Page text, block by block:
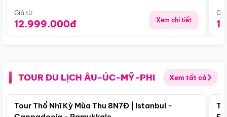
Giá từ:
12.999.000đ Xem chi tiết
TOUR DU LỊCH ÂU-ÚC-MỸ-PHI Xem tất cả
Điểm nổi bật
Tour Thổ Nhĩ Kỳ Mùa Thu 8N7Đ | Istanbul -